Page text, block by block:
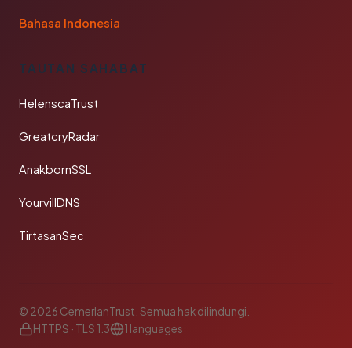
Bahasa Indonesia
TAUTAN SAHABAT
HelenscaTrust
GreatcryRadar
AnakbornSSL
YourvillDNS
TirtasanSec
© 2026 CemerlanTrust. Semua hak dilindungi.
HTTPS · TLS 1.3
1 languages